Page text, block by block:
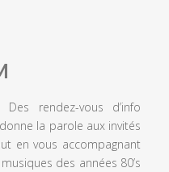
Des rendez-vous d’info
la parole aux invités
en vous accompagnant
des années 80’s